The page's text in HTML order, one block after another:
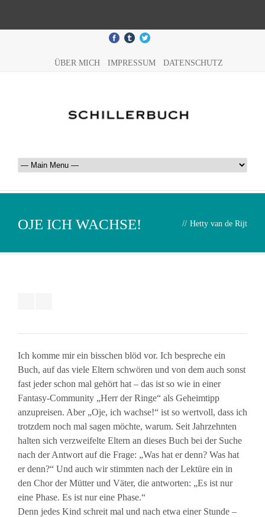
ÜBER MICH IMPRESSUM DATENSCHUTZ
OJE ICH WACHSE! // Hetty van de Rijt
Ich komme mir ein bisschen blöd vor. Ich bespreche ein
Buch, auf das viele Eltern schwören und von dem auch sonst
fast jeder schon mal gehört hat – das ist so wie in einer
Fantasy-Community „Herr der Ringe“ als Geheimtipp
anzupreisen. Aber „Oje, ich wachse!“ ist so wertvoll, dass ich
trotzdem noch mal sagen möchte, warum. Seit Jahrzehnten
halten sich verzweifelte Eltern an dieses Buch bei der Suche
nach der Antwort auf die Frage: „Was hat er denn? Was hat
er denn?“ Und auch wir stimmten nach der Lektüre ein in
den Chor der Mütter und Väter, die antworten: „Es ist nur
eine Phase. Es ist nur eine Phase.“
Denn jedes Kind schreit mal und nach etwa einer Stunde –